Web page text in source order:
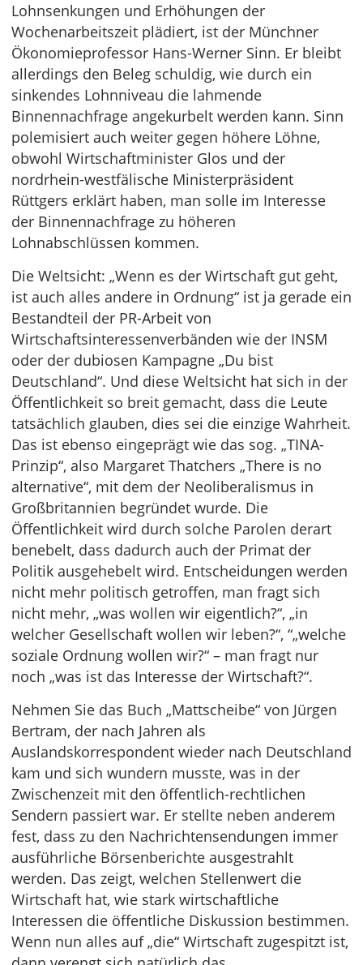
Lohnsenkungen und Erhöhungen der
Wochenarbeitszeit plädiert, ist der Münchner
Ökonomieprofessor Hans-Werner Sinn. Er bleibt
allerdings den Beleg schuldig, wie durch ein
sinkendes Lohnniveau die lahmende
Binnennachfrage angekurbelt werden kann. Sinn
polemisiert auch weiter gegen höhere Löhne,
obwohl Wirtschaftminister Glos und der
nordrhein-westfälische Ministerpräsident
Rüttgers erklärt haben, man solle im Interesse
der Binnennachfrage zu höheren
Lohnabschlüssen kommen.
Die Weltsicht: „Wenn es der Wirtschaft gut geht,
ist auch alles andere in Ordnung“ ist ja gerade ein
Bestandteil der PR-Arbeit von
Wirtschaftsinteressenverbänden wie der INSM
oder der dubiosen Kampagne „Du bist
Deutschland“. Und diese Weltsicht hat sich in der
Öffentlichkeit so breit gemacht, dass die Leute
tatsächlich glauben, dies sei die einzige Wahrheit.
Das ist ebenso eingeprägt wie das sog. „TINA-
Prinzip“, also Margaret Thatchers „There is no
alternative“, mit dem der Neoliberalismus in
Großbritannien begründet wurde. Die
Öffentlichkeit wird durch solche Parolen derart
benebelt, dass dadurch auch der Primat der
Politik ausgehebelt wird. Entscheidungen werden
nicht mehr politisch getroffen, man fragt sich
nicht mehr, „was wollen wir eigentlich?“, „in
welcher Gesellschaft wollen wir leben?“, “„welche
soziale Ordnung wollen wir?“ – man fragt nur
noch „was ist das Interesse der Wirtschaft?“.
Nehmen Sie das Buch „Mattscheibe“ von Jürgen
Bertram, der nach Jahren als
Auslandskorrespondent wieder nach Deutschland
kam und sich wundern musste, was in der
Zwischenzeit mit den öffentlich-rechtlichen
Sendern passiert war. Er stellte neben anderem
fest, dass zu den Nachrichtensendungen immer
ausführliche Börsenberichte ausgestrahlt
werden. Das zeigt, welchen Stellenwert die
Wirtschaft hat, wie stark wirtschaftliche
Interessen die öffentliche Diskussion bestimmen.
Wenn nun alles auf „die“ Wirtschaft zugespitzt ist,